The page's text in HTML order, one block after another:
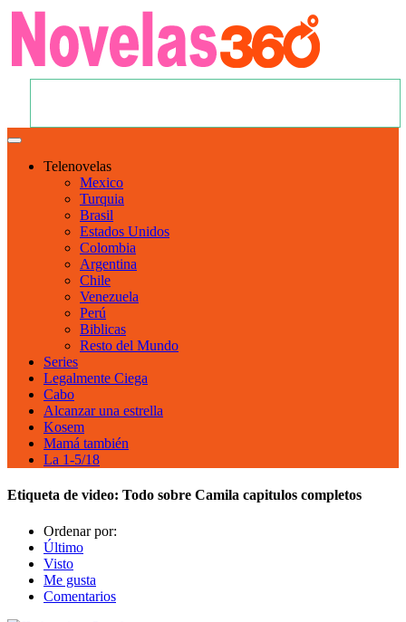
Telenovelas
Mexico
Turquia
Brasil
Estados Unidos
Colombia
Argentina
Chile
Venezuela
Perú
Biblicas
Resto del Mundo
Series
Legalmente Ciega
Cabo
Alcanzar una estrella
Kosem
Mamá también
La 1-5/18
Etiqueta de video: Todo sobre Camila capitulos completos
Ordenar por:
Último
Visto
Me gusta
Comentarios